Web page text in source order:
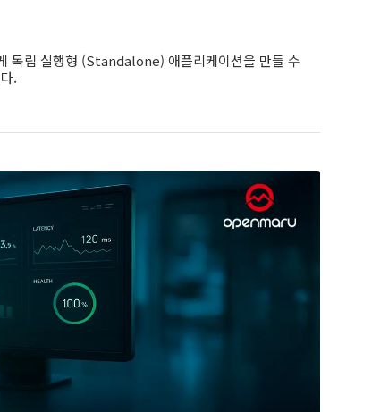
독립 실행형 (Standalone) 애플리케이션을 만들 수
.